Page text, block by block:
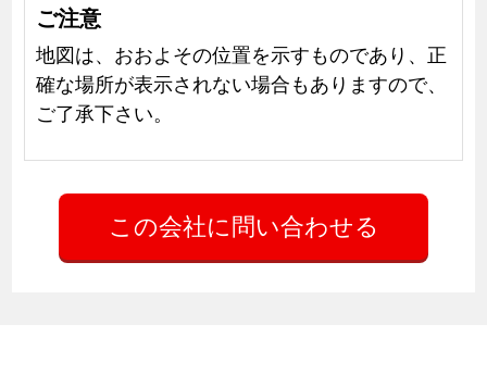
ご注意
地図は、おおよその位置を示すものであり、正
確な場所が表示されない場合もありますので、
ご了承下さい。